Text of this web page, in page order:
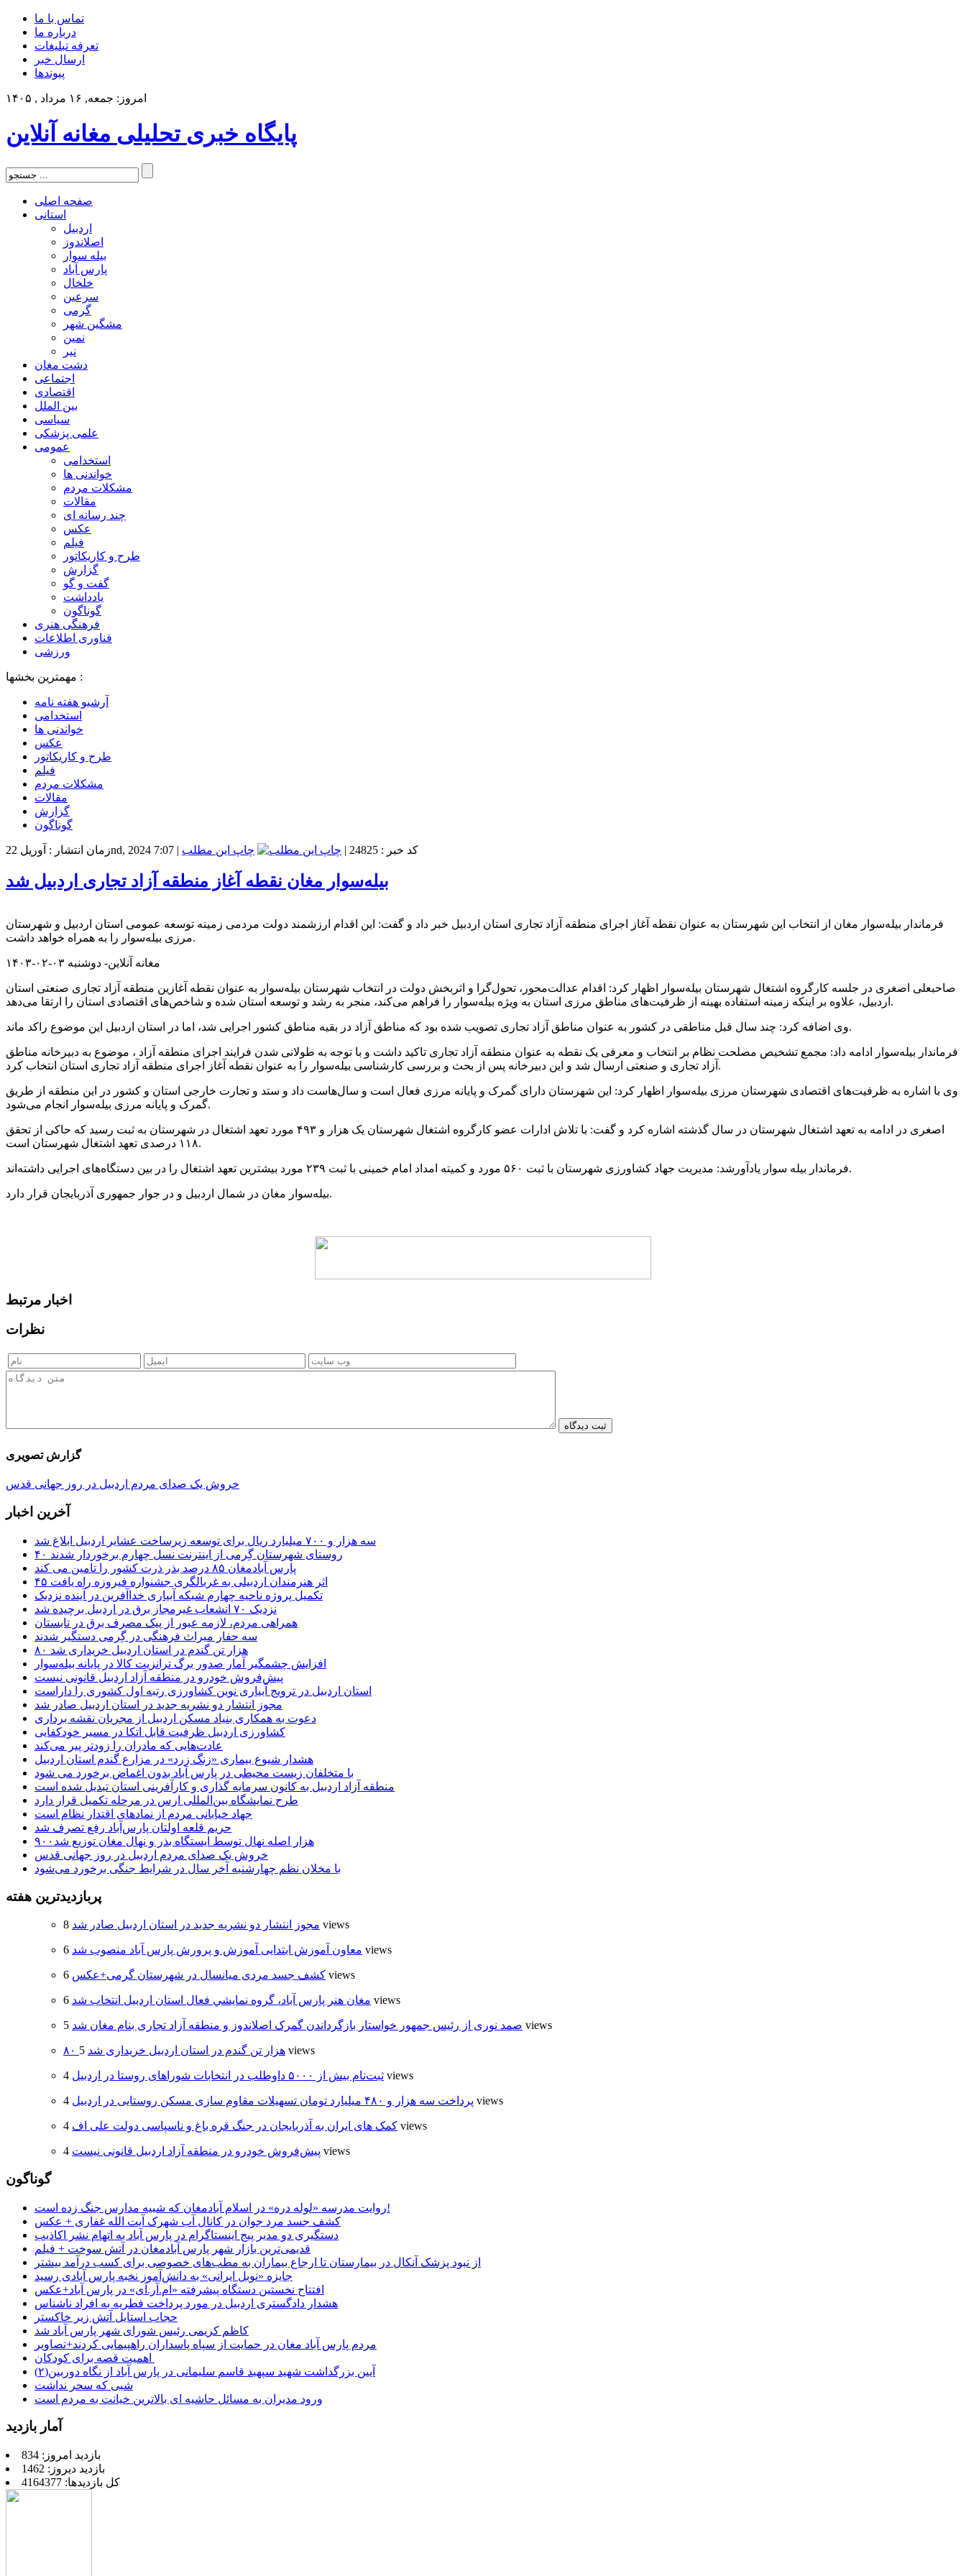
تماس با ما
درباره ما
تعرفه تبلیغات
ارسال خبر
پیوندها
امروز: جمعه, ۱۶ مرداد , ۱۴۰۵
پایگاه خبری تحلیلی مغانه آنلاین
صفحه اصلی
استانی
اردبیل
اصلاندوز
بیله سوار
پارس آباد
خلخال
سرعین
گرمی
مشگین شهر
نمین
نیر
دشت مغان
اجتماعی
اقتصادی
بین الملل
سیاسی
علمی پزشکی
عمومی
استخدامی
خواندنی ها
مشکلات مردم
مقالات
چند رسانه ای
عکس
فیلم
طرح و کاریکاتور
گزارش
گفت و گو
یادداشت
گوناگون
فرهنگی هنری
فناوری اطلاعات
ورزشی
مهمترین بخشها :
آرشیو هفته نامه
استخدامی
خواندنی ها
عکس
طرح و کاریکاتور
فیلم
مشکلات مردم
مقالات
گزارش
گوناگون
زمان انتشار : آوریل 22nd, 2024 7:07 | کد خبر : 24825 | چاپ این مطلب
بیله‌سوار مغان نقطه آغاز منطقه آزاد تجاری اردبیل شد
فرماندار بیله‌سوار مغان از انتخاب این شهرستان به عنوان نقطه آغاز اجرای منطقه آزاد تجاری استان اردبیل خبر داد و گفت: این اقدام ارزشمند دولت مردمی زمینه توسعه عمومی استان اردبیل و شهرستان
مرزی بیله‌سوار را به همراه خواهد داشت.
مغانه آنلاین- دوشنبه ۰۳-۰۲-۱۴۰۳
صاحبعلی اصغری در جلسه کارگروه اشتغال شهرستان بیله‌سوار اظهار کرد: اقدام عدالت‌محور، تحول‌گرا و اثربخش دولت در انتخاب شهرستان بیله‌سوار به عنوان نقطه آغازین منطقه آزاد تجاری صنعتی استان
اردبیل، علاوه بر اینکه زمینه استفاده بهینه از ظرفیت‌های مناطق مرزی استان به ویژه بیله‌سوار را فراهم می‌کند، منجر به رشد و توسعه استان شده و شاخص‌های اقتصادی استان را ارتقا می‌دهد.
وی اضافه کرد: چند سال قبل مناطقی در کشور به عنوان مناطق آزاد تجاری تصویب شده بود که مناطق آزاد در بقیه مناطق کشور اجرایی شد، اما در استان اردبیل این موضوع راکد ماند.
فرماندار بیله‌سوار ادامه داد: مجمع تشخیص مصلحت نظام بر انتخاب و معرفی یک نقطه به عنوان منطقه آزاد تجاری تاکید داشت و با توجه به طولانی شدن فرایند اجرای منطقه آزاد ، موضوع به دبیرخانه مناطق
آزاد تجاری و صنعتی ارسال شد و این دبیرخانه پس از بحث و بررسی کارشناسی بیله‌سوار را به عنوان نقطه آغاز اجرای منطقه آزاد تجاری استان انتخاب کرد.
وی با اشاره به ظرفیت‌های اقتصادی شهرستان مرزی بیله‌سوار اظهار کرد: این شهرستان دارای گمرک و پایانه مرزی فعال است و سال‌هاست داد و ستد و تجارت خارجی استان و کشور در این منطقه از طریق
گمرک و پایانه مرزی بیله‌سوار انجام می‌شود.
اصغری در ادامه به تعهد اشتغال شهرستان در سال گذشته اشاره کرد و گفت: با تلاش ادارات عضو کارگروه اشتغال شهرستان یک هزار و ۴۹۳ مورد تعهد اشتغال در شهرستان به ثبت رسید که حاکی از تحقق
۱۱۸ درصدی تعهد اشتغال شهرستان است.
فرماندار بیله سوار یادآورشد: مدیریت جهاد کشاورزی شهرستان با ثبت ۵۶۰ مورد و کمیته امداد امام خمینی با ثبت ۲۳۹ مورد بیشترین تعهد اشتغال را در بین دستگاه‌های اجرایی داشته‌اند.
‌بیله‌سوار مغان در شمال اردبیل و در جوار جمهوری آذربایجان قرار دارد.
اخبار مرتبط
نظرات
گزارش تصویری
خروش یک صدای مردم اردبیل در روز جهانی قدس
آخرین اخبار
سه هزار و ۷۰۰ میلیارد ریال برای توسعه زیرساخت عشایر اردبیل ابلاغ شد
۴۰ روستای شهرستان گِرمی از اینترنت نسل چهارم برخوردار شدند
پارس آبادمغان ۸۵ درصد بذر ذرت کشور را تامین می کند
۴۵ اثر هنرمندان اردبیلی به غربالگری جشنواره فیروزه راه یافت
تکمیل پروژه ناحیه چهارم شبکه آبیاری خداآفرین در آینده نزدیک
نزدیک ۷۰ انشعاب غیرمجاز برق در اردبیل برچیده شد
همراهی مردم، لازمه عبور از پیک مصرف برق در تابستان
سه حفار میراث فرهنگی در گِرمی دستگیر شدند
۸۰ هزار تن گندم در استان اردبیل خریداری شد
افزایش چشمگیر آمار صدور برگ ترانزیت کالا در پایانه بیله‌سوار
پیش‌فروش خودرو در منطقه آزاد اردبیل قانونی نیست
استان اردبیل در ترویج آبیاری نوین کشاورزی رتبه اول کشوری را داراست
مجوز انتشار دو نشریه جدید در استان اردبیل صادر شد
دعوت به همکاری بنیاد مسکن اردبیل از مجریان نقشه برداری
کشاورزی اردبیل ظرفیت قابل اتکا در مسیر خودکفایی
عادت‌هایی که مادران را زودتر پیر می‌کند
هشدار شیوع بیماری «زنگ زرد» در مزارع گندم استان اردبیل
با متخلفان زیست محیطی در پارس آباد بدون اغماض برخورد می شود
منطقه آزاد اردبیل به کانون سرمایه گذاری و کارآفرینی استان تبدیل شده است
طرح نمایشگاه بین‌المللی ارس در مرحله تکمیل قرار دارد
جهاد خیابانی مردم از نمادهای اقتدار نظام است
حریم قلعه اولتان پارس‌آباد رفع تصرف شد
۹۰۰هزار اصله نهال توسط ایستگاه بذر و نهال مغان توزیع شد
خروش یک صدای مردم اردبیل در روز جهانی قدس
با مخلان نظم چهارشنبه‌ آخر سال در شرایط جنگی برخورد می‌شود
پربازدیدترین هفته
مجوز انتشار دو نشریه جدید در استان اردبیل صادر شد 8 views
معاون آموزش ابتدایی آموزش و پرورش پارس آباد منصوب شد 6 views
کشف جسد مردی میانسال در شهرستان گرمی+عکس 6 views
مغان هنر پارس آباد، گروه نمايشي فعال استان اردبيل انتخاب شد 6 views
صمد نوری از رئیس جمهور خواستار بازگرداندن گمرک اصلاندوز و منطقه آزاد تجاری بنام مغان شد 5 views
۸۰ هزار تن گندم در استان اردبیل خریداری شد 5 views
ثبت‌نام بیش از ۵۰۰۰ داوطلب در انتخابات شوراهای روستا در اردبیل 4 views
پرداخت سه هزار و ۴۸۰ میلیارد تومان تسهیلات مقاوم سازی مسکن روستایی در اردبیل 4 views
کمک های ایران به آذربایجان در جنگ قره باغ و ناسپاسی دولت علی اف 4 views
پیش‌فروش خودرو در منطقه آزاد اردبیل قانونی نیست 4 views
گوناگون
روایت مدرسه «لوله دره» در اسلام آبادمغان که شبیه مدارس جنگ زده است!
کشف جسد مرد جوان در کانال آب شهرک آیت الله غفاری + عکس
دستگیری دو مدیر پیج اینستاگرام در پارس آباد به اتهام نشر اکاذیب
قدیمی‌ترین بازار شهر پارس آبادمغان در آتش سوخت + فیلم
از نبود پزشک آنکال در بیمارستان تا ارجاع بیماران به مطب‌های خصوصی برای کسب درآمد بیشتر
جایزه «نوبل ایرانی» به دانش‌آموز نخبه پارس آبادی رسید
افتتاح نخستین دستگاه پیشرفته «ام.آر.آی» در پارس آباد+عکس
هشدار دادگستری اردبیل در مورد پرداخت فطریه به افراد ناشناس
حجاب استایل آتش زیر خاکستر
کاظم کریمی رئیس شورای شهر پارس آباد شد
مردم پارس آباد مغان در حمایت از سپاه پاسداران راهپیمایی کردند+تصاویر
آیین بزرگداشت شهید سپهبد قاسم سلیمانی در پارس آباد از نگاه دوربین(۲)
شبی که سحر نداشت
ورود مدیران به مسائل حاشیه ای بالاترین خیانت به مردم است
آمار بازدید
بازدید امروز: 834
بازدید دیروز: 1462
کل بازدیدها: 4164377